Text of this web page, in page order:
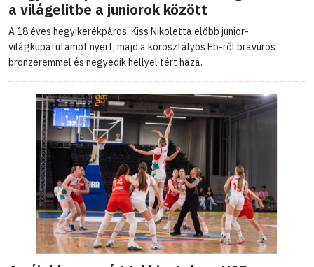
a világelitbe a juniorok között
A 18 éves hegyikerékpáros, Kiss Nikoletta előbb junior-
világkupafutamot nyert, majd a korosztályos Eb-ről bravúros
bronzéremmel és negyedik hellyel tért haza.